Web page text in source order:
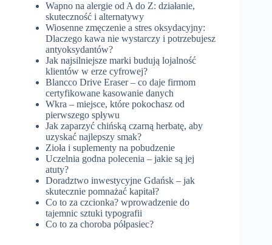
Wapno na alergie od A do Z: działanie,
skuteczność i alternatywy
Wiosenne zmęczenie a stres oksydacyjny:
Dlaczego kawa nie wystarczy i potrzebujesz
antyoksydantów?
Jak najsilniejsze marki budują lojalność
klientów w erze cyfrowej?
Blancco Drive Eraser – co daje firmom
certyfikowane kasowanie danych
Wkra – miejsce, które pokochasz od
pierwszego spływu
Jak zaparzyć chińską czarną herbatę, aby
uzyskać najlepszy smak?
Zioła i suplementy na pobudzenie
Uczelnia godna polecenia – jakie są jej
atuty?
Doradztwo inwestycyjne Gdańsk – jak
skutecznie pomnażać kapitał?
Co to za czcionka? wprowadzenie do
tajemnic sztuki typografii
Co to za choroba półpasiec?